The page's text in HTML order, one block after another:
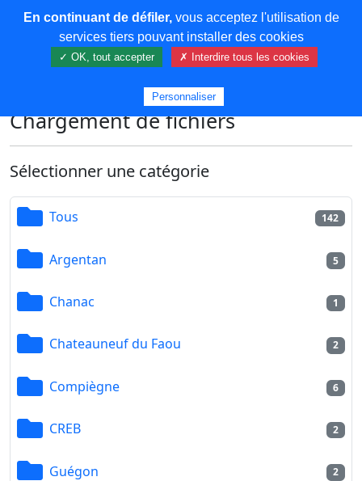
COREMA
Chargement de fichiers
Sélectionner une catégorie
Tous 142
Argentan 5
Chanac 1
Chateauneuf du Faou 2
Compiègne 6
CREB 2
Guégon 2
En continuant de défiler,vous acceptez l'utilisation de
services tiers pouvant installer des cookies
✓ OK, tout accepter ✗ Interdire tous les cookies
Personnaliser